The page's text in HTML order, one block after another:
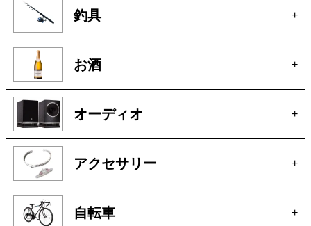
着物 +
釣具 +
お酒 +
オーディオ +